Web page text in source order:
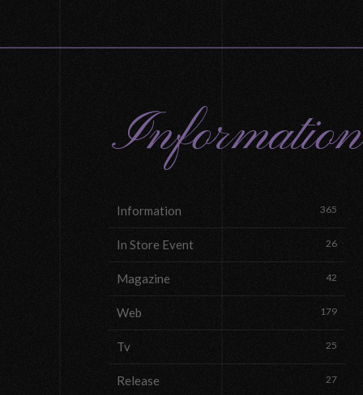
Information
Information 365
In Store Event 26
Magazine 42
Web 179
Tv 25
Release 27